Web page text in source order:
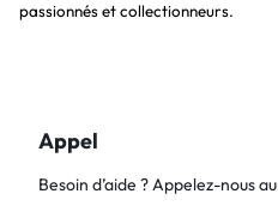
passionnés et collectionneurs.
Appel
Besoin d’aide ? Appelez-nous au